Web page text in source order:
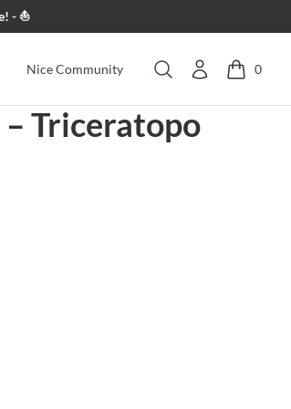
- ⛵
Nice Community
Cerca
0
Triceratopo